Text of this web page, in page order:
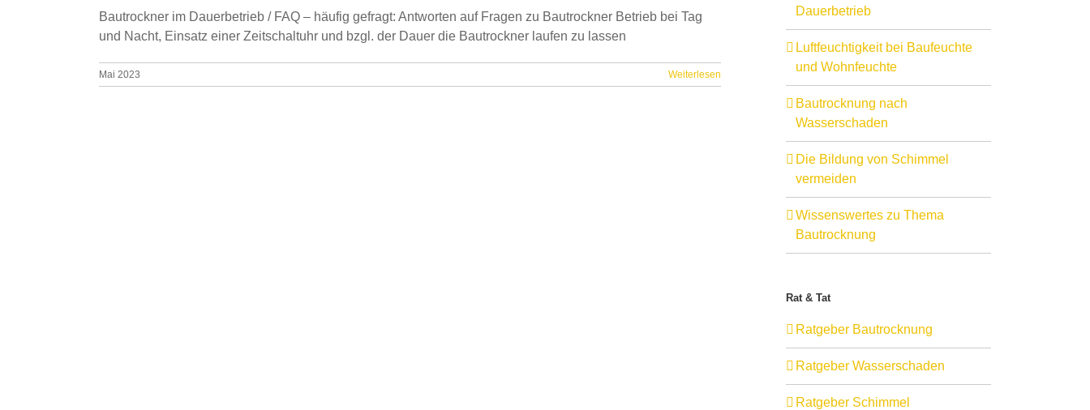
Bautrockner im Dauerbetrieb / FAQ – häufig gefragt: Antworten auf Fragen zu Bautrockner Betrieb bei Tag
und Nacht, Einsatz einer Zeitschaltuhr und bzgl. der Dauer die Bautrockner laufen zu lassen
Mai 2023 Weiterlesen
Dauerbetrieb
Luftfeuchtigkeit bei Baufeuchte
und Wohnfeuchte
Bautrocknung nach
Wasserschaden
Die Bildung von Schimmel
vermeiden
Wissenswertes zu Thema
Bautrocknung
Rat & Tat
Ratgeber Bautrocknung
Ratgeber Wasserschaden
Ratgeber Schimmel